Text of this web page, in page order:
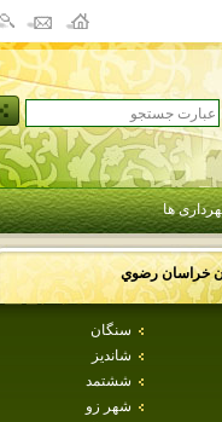
ها
خراسان رضوي
سنگان
شانديز
ششتمد
شهر زو